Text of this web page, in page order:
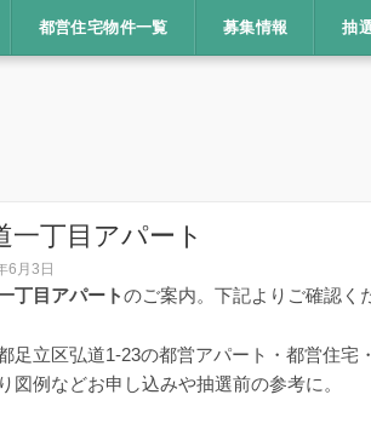
都営住宅物件一覧 募集情報 抽
一丁目アパート
6月3日
丁目アパートのご案内。下記よりご確認く
足立区弘道1-23の都営アパート・都営住
図例などお申し込みや抽選前の参考に。